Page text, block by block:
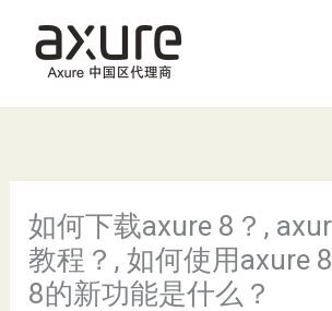
容
如何下载axure 8？,
教程？, 如何使用axure
8的新功能是什么？